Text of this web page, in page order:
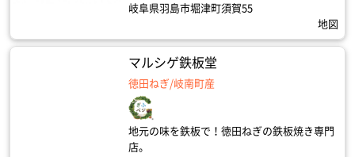
岐阜県羽島市堀津町須賀55
地図
マルシゲ鉄板堂
徳田ねぎ/岐南町産
地元の味を鉄板で！徳田ねぎの鉄板焼き専門
店。